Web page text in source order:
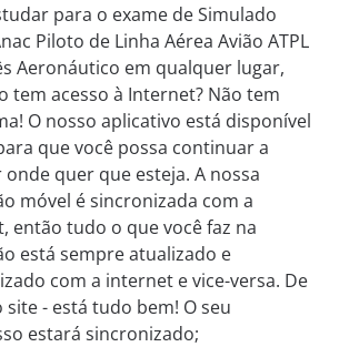
para o exame de Simulado
Piloto de Linha Aérea Avião ATPL
Aeronáutico em qualquer lugar,
tem acesso à Internet? Não tem
O nosso aplicativo está disponível
que você possa continuar a
quer que esteja. A nossa
móvel é sincronizada com a
então tudo o que você faz na
está sempre atualizado e
com a internet e vice-versa. De
site - está tudo bem! O seu
estará sincronizado;